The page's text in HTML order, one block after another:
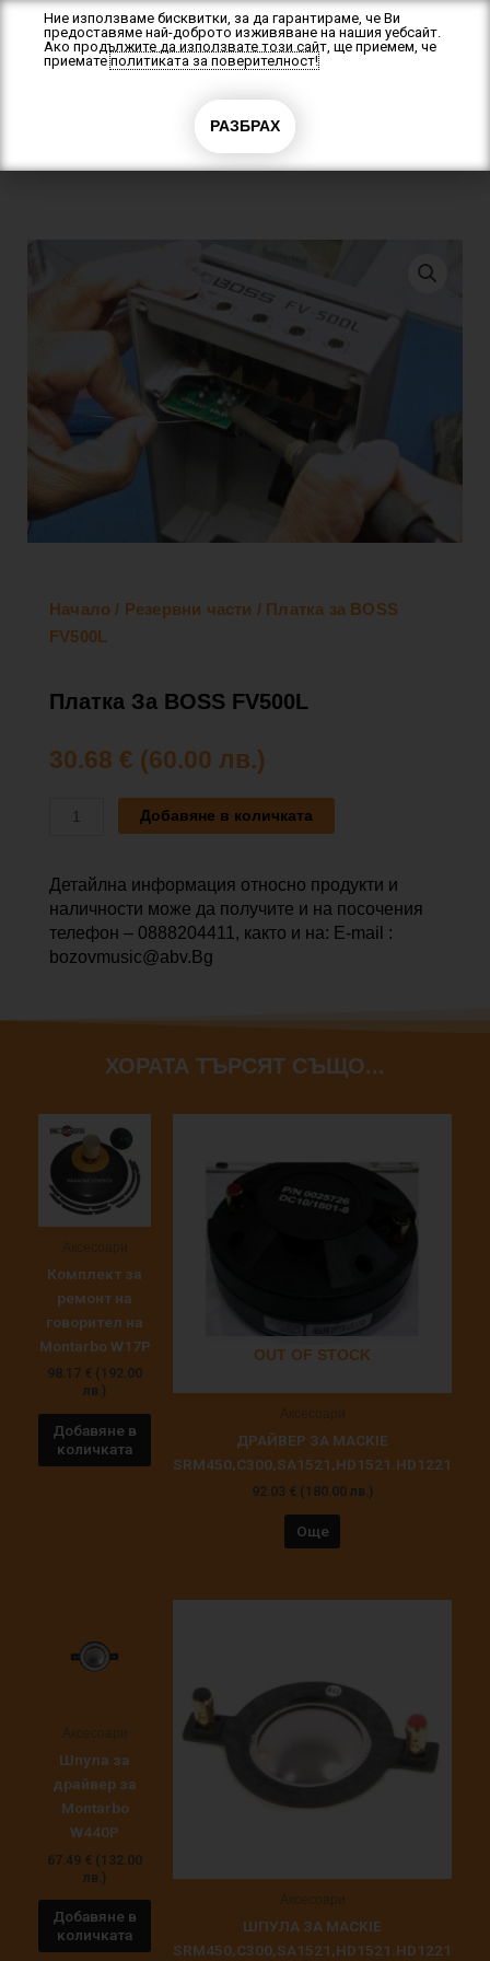
content
Начало / Резервни части / Платка за BOSS
FV500L
Платка За BOSS FV500L
30.68 € (60.00 лв.)
количество
за
BOSS
FV500L
Добавяне в количката
Детайлна информация относно продукти и
наличности може да получите и на посочения
телефон – 0888204411, както и на: E-mail :
bozovmusic@abv.Bg
ХОРАТА ТЪРСЯТ СЪЩО...
Комплект за
ремонт на
говорител на
Montarbo W17P
98.17 € (192.00
лв.)
Добавяне в
количката
OUT OF STOCK
ДРАЙВЕР ЗА MACKIE
SRM450,C300,SA1521,HD1521.HD1221
92.03 € (180.00 лв.)
Още
Шпула за
драйвер за
Montarbo
W440P
67.49 € (132.00
лв.)
Добавяне в
количката
ШПУЛА ЗА MACKIE
SRM450,C300,SA1521,HD1521.HD1221
Ние използваме бисквитки, за да гарантираме, че Ви
предоставяме най-доброто изживяване на нашия уебсайт.
Ако продължите да използвате този сайт, ще приемем, че
приематеполитиката за поверителност!
РАЗБРАХ